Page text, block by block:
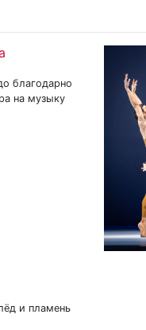
благодарно
на музыку
и пламень